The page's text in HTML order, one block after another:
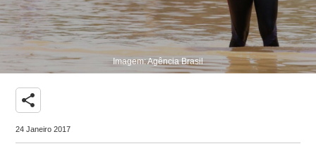
Imagem: Agência Brasil
share
24 Janeiro 2017